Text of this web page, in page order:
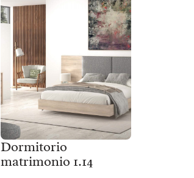
Dormitorio
matrimonio 1.14